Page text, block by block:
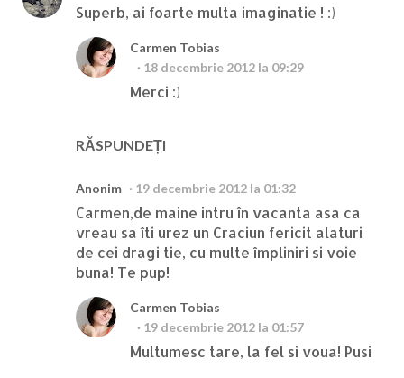
Superb, ai foarte multa imaginatie ! :)
RĂSPUNDEȚI
Carmen Tobias
18 decembrie 2012 la 09:29
Merci :)
Anonim 19 decembrie 2012 la 01:32
Carmen,de maine intru în vacanta asa ca
vreau sa îti urez un Craciun fericit alaturi
de cei dragi tie, cu multe împliniri si voie
buna! Te pup!
Carmen Tobias
19 decembrie 2012 la 01:57
Multumesc tare, la fel si voua! Pusi